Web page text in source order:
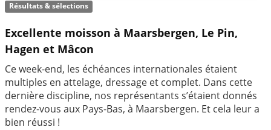
Résultats & sélections
Excellente moisson à Maarsbergen, Le Pin,
Hagen et Mâcon
Ce week-end, les échéances internationales étaient
multiples en attelage, dressage et complet. Dans cette
dernière discipline, nos représentants s’étaient donnés
rendez-vous aux Pays-Bas, à Maarsbergen. Et cela leur a
bien réussi !